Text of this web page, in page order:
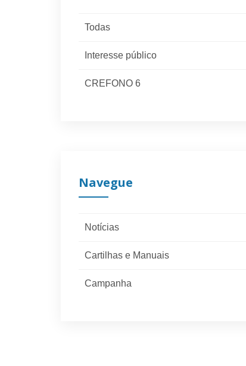
Todas
Interesse público
CREFONO 6
Navegue
Notícias
Cartilhas e Manuais
Campanha